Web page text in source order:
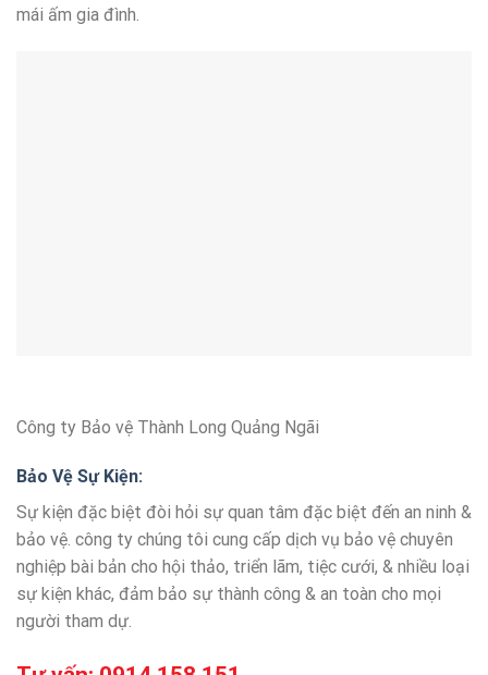
mái ấm gia đình.
Công ty Bảo vệ Thành Long Quảng Ngãi
Bảo Vệ Sự Kiện:
Sự kiện đặc biệt đòi hỏi sự quan tâm đặc biệt đến an ninh &
bảo vệ. công ty chúng tôi cung cấp dịch vụ bảo vệ chuyên
nghiệp bài bản cho hội thảo, triển lãm, tiệc cưới, & nhiều loại
sự kiện khác, đảm bảo sự thành công & an toàn cho mọi
người tham dự.